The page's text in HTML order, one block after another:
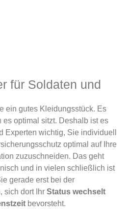
für Soldaten und
ein gutes Kleidungsstück. Es
es optimal sitzt. Deshalb ist es
Experten wichtig, Sie individuell
optimal auf Ihre
zuzuschneiden. Das geht
und in vielen schließlich ist
gerade erst bei der
, sich dort Ihr Status wechselt
bevorsteht.